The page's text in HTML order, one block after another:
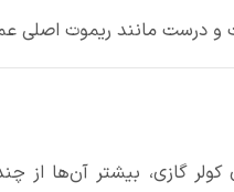
و درست مانند ریموت اصلی
گازی، بیشتر آن‌ها از